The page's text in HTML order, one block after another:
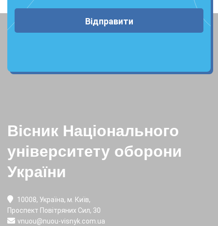
Відправити
Вісник Національного
університету оборони
України
10008, Україна, м. Київ,
Проспект Повітряних Сил, 30
vnuou@nuou-visnyk.com.ua